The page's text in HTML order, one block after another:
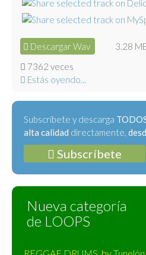
Descargar Wav
3.28
7362 veces
Estás oyendo...
Subscríbete y descarga
alta calidad directamente,
Subscríbete
Nueva categoría
de LOOPS